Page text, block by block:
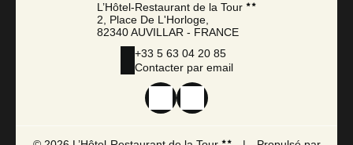
L’Hôtel-Restaurant de la Tour
2, Place De L'Horloge,
82340 AUVILLAR - FRANCE
+33 5 63 04 20 85
Contacter par email